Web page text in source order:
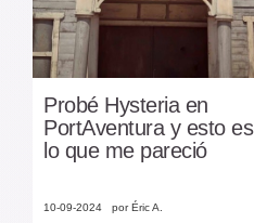
Probé Hysteria en
PortAventura y esto es
lo que me pareció
10-09-2024 por Éric A.